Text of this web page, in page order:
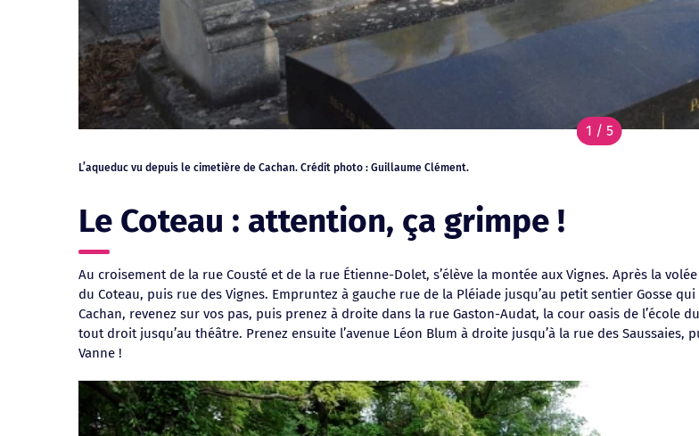
L’aqueduc vu depuis le cimetière de Cachan. Crédit photo : Guillaume Clément.
Vue de l’hôtel de ville depuis le parc Raspail. Crédit photo : Muriella Romaniello
La Maison Eyrolles. Crédit photo : Michel Aumercier.
La promenade Esther Tyszelman (anciennement du Loing et du Lunain). Crédit photo : Henri Perrot.
Le jardin Belle du Berry. Crédit photo : Muriella Romaniello
1 / 5
Le Coteau : attention, ça grimpe !
Au croisement de la rue Cousté et de la rue Étienne-Dolet, s’élève la montée aux Vignes. Après la
du Coteau, puis rue des Vignes. Empruntez à gauche rue de la Pléiade jusqu’au petit sentier Gosse
Cachan, revenez sur vos pas, puis prenez à droite dans la rue Gaston-Audat, la cour oasis de l’école
tout droit jusqu’au théâtre. Prenez ensuite l’avenue Léon Blum à droite jusqu’à la rue des
Vanne !